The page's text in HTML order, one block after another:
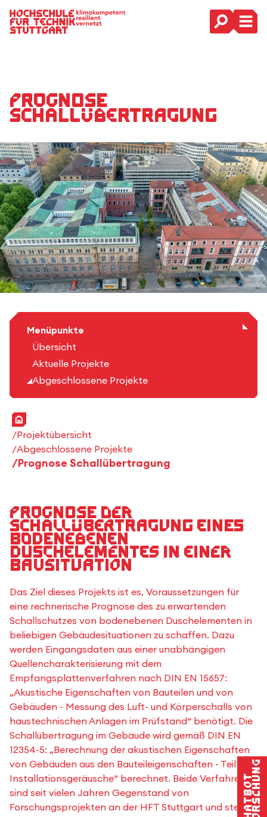
Hauptnavigation
Prognose
Schallübertragung
Menüpunkte
Übersicht
Aktuelle Projekte
Abgeschlossene Projekte
Startseite
Projektübersicht
Abgeschlossene Projekte
Prognose Schallübertragung
Prognose der
Schallübertragung eines
bodenebenen
Duschelementes in einer
Bausituation
Das Ziel dieses Projekts ist es, Voraussetzungen für
eine rechnerische Prognose des zu erwartenden
Schallschutzes von bodenebenen Duschelementen in
beliebigen Gebäudesituationen zu schaffen. Dazu
werden Eingangsdaten aus einer unabhängigen
Quellencharakterisierung mit dem
Empfangsplattenverfahren nach DIN EN 15657:
„Akustische Eigenschaften von Bauteilen und von
Gebäuden - Messung des Luft- und Körperschalls von
haustechnischen Anlagen im Prüfstand“ benötigt. Die
Schallübertragung im Gebäude wird gemäß DIN EN
12354-5: „Berechnung der akustischen Eigenschaften
von Gebäuden aus den Bauteileigenschaften - Teil 5:
Installationsgeräusche“ berechnet. Beide Verfahren
sind seit vielen Jahren Gegenstand von
Forschungsprojekten an der HFT Stuttgart und stehen
ChatbotForschung